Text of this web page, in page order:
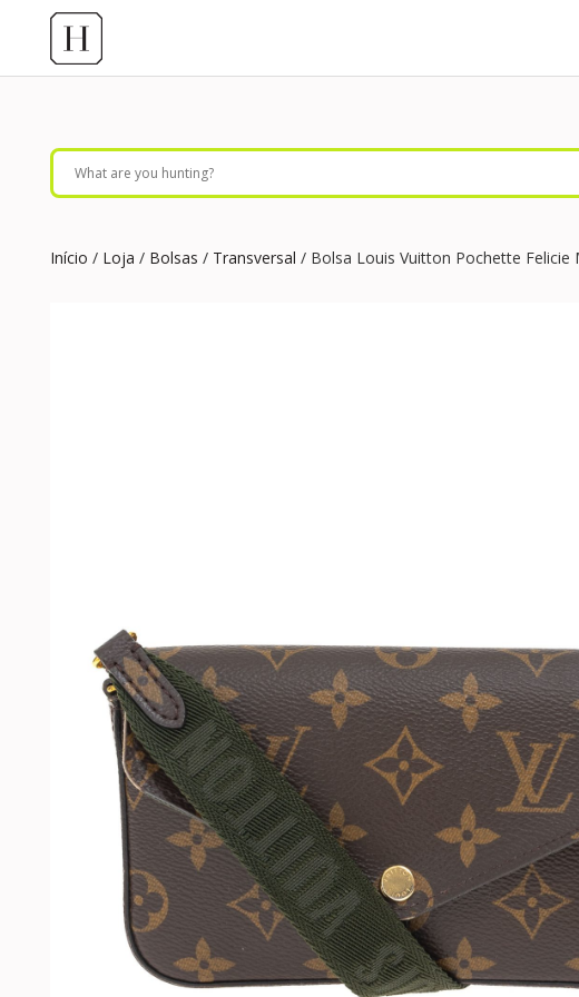
Início / Loja / Bolsas / Transversal / Bolsa Louis Vuitton Pochette Felicie